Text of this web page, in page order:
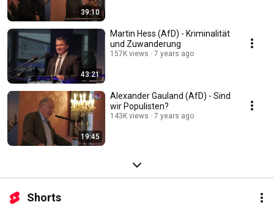
39:10
43:21
Martin Hess (AfD) - Kriminalität
und Zuwanderung
157K views 7 years ago
19:45
Alexander Gauland (AfD) - Sind
wir Populisten?
143K views 7 years ago
Shorts